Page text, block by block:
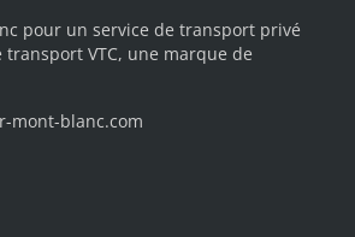
pour un service de transport privé
VTC, une marque de
mont-blanc.com